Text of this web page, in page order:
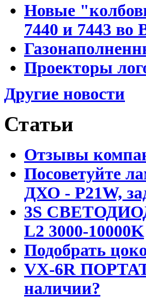
Новые
7440 и 7443 во
Проекторы
Другие новости
Статьи
Отзывы
Посоветуйте
ДХО - P21W,
3S
L2 3000-10000K
Подобрать
VX-6R
наличии?